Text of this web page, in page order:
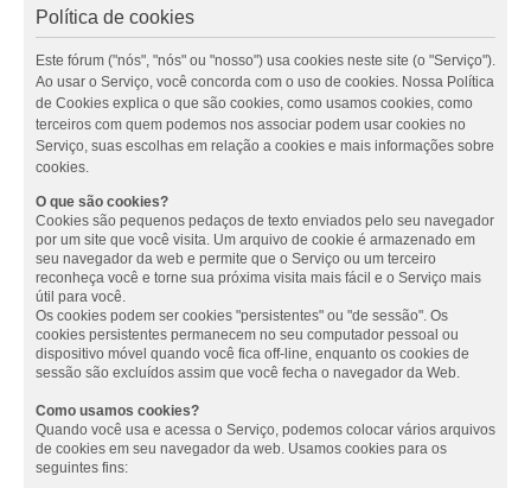
Política de cookies
Este fórum ("nós", "nós" ou "nosso") usa cookies neste site (o "Serviço").
Ao usar o Serviço, você concorda com o uso de cookies. Nossa Política
de Cookies explica o que são cookies, como usamos cookies, como
terceiros com quem podemos nos associar podem usar cookies no
Serviço, suas escolhas em relação a cookies e mais informações sobre
cookies.
O que são cookies?
Cookies são pequenos pedaços de texto enviados pelo seu navegador
por um site que você visita. Um arquivo de cookie é armazenado em
seu navegador da web e permite que o Serviço ou um terceiro
reconheça você e torne sua próxima visita mais fácil e o Serviço mais
útil para você.
Os cookies podem ser cookies "persistentes" ou "de sessão". Os
cookies persistentes permanecem no seu computador pessoal ou
dispositivo móvel quando você fica off-line, enquanto os cookies de
sessão são excluídos assim que você fecha o navegador da Web.
Como usamos cookies?
Quando você usa e acessa o Serviço, podemos colocar vários arquivos
de cookies em seu navegador da web. Usamos cookies para os
seguintes fins: